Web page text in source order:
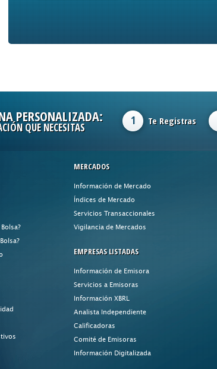
PERSONALIZADA:
QUE NECESITAS
1 Te Registras
MERCADOS
Información de Mercado
Índices de Mercado
Servicios Transaccionales
Vigilancia de Mercados
EMPRESAS LISTADAS
Información de Emisora
Servicios a Emisoras
Información XBRL
Analista Independiente
Calificadoras
Comité de Emisoras
Información Digitalizada